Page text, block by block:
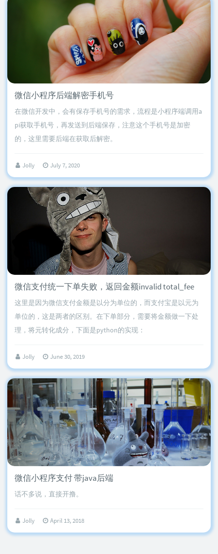
微信小程序后端解密手机号
在微信开发中，会有保存手机号的需求，流程是小程序端调用a
pi获取手机号，再发送到后端保存，注意这个手机号是加密
的，这里需要后端在获取后解密。
Jolly July 7, 2020
微信支付统一下单失败，返回金额invalid total_fee
这里是因为微信支付金额是以分为单位的，而支付宝是以元为
单位的，这是两者的区别。在下单部分，需要将金额做一下处
理，将元转化成分，下面是python的实现：
Jolly June 30, 2019
微信小程序支付 带java后端
话不多说，直接开撸。
Jolly April 13, 2018